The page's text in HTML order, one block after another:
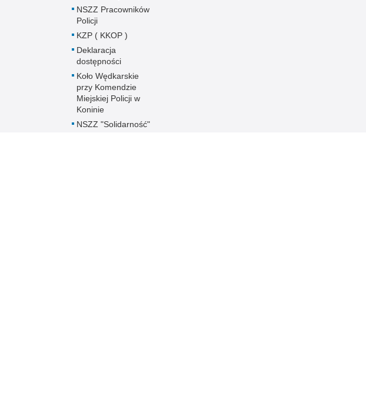
NSZZ Pracowników
Policji
KZP ( KKOP )
Deklaracja
dostępności
Koło Wędkarskie
przy Komendzie
Miejskiej Policji w
Koninie
NSZZ "Solidarność"